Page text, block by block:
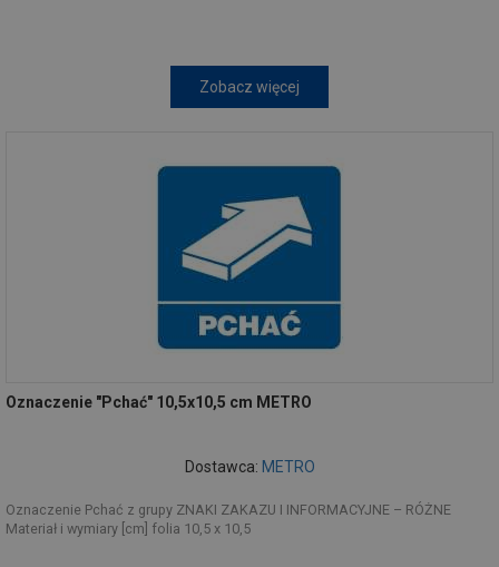
Zobacz więcej
Oznaczenie "Pchać" 10,5x10,5 cm METRO
Dostawca: METRO
Oznaczenie Pchać z grupy ZNAKI ZAKAZU I INFORMACYJNE – RÓŻNE
Materiał i wymiary [cm] folia 10,5 x 10,5